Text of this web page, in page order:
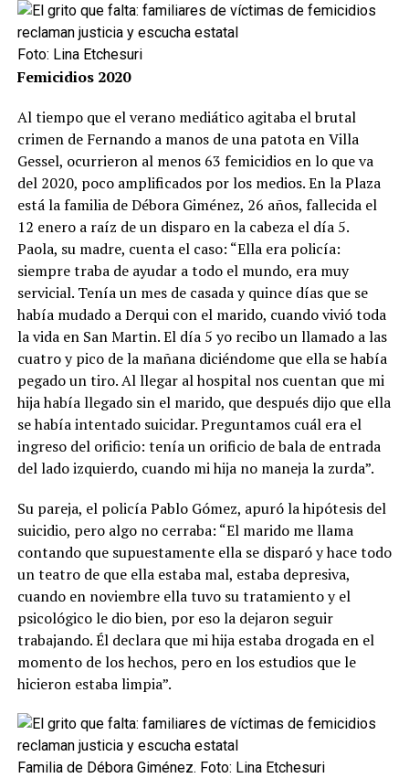
Foto: Lina Etchesuri
Femicidios 2020
Al tiempo que el verano mediático agitaba el brutal
crimen de Fernando a manos de una patota en Villa
Gessel, ocurrieron al menos 63 femicidios en lo que va
del 2020, poco amplificados por los medios. En la Plaza
está la familia de Débora Giménez, 26 años, fallecida el
12 enero a raíz de un disparo en la cabeza el día 5.
Paola, su madre, cuenta el caso: “Ella era policía:
siempre traba de ayudar a todo el mundo, era muy
servicial. Tenía un mes de casada y quince días que se
había mudado a Derqui con el marido, cuando vivió toda
la vida en San Martin. El día 5 yo recibo un llamado a las
cuatro y pico de la mañana diciéndome que ella se había
pegado un tiro. Al llegar al hospital nos cuentan que mi
hija había llegado sin el marido, que después dijo que ella
se había intentado suicidar. Preguntamos cuál era el
ingreso del orificio: tenía un orificio de bala de entrada
del lado izquierdo, cuando mi hija no maneja la zurda”.
Su pareja, el policía Pablo Gómez, apuró la hipótesis del
suicidio, pero algo no cerraba: “El marido me llama
contando que supuestamente ella se disparó y hace todo
un teatro de que ella estaba mal, estaba depresiva,
cuando en noviembre ella tuvo su tratamiento y el
psicológico le dio bien, por eso la dejaron seguir
trabajando. Él declara que mi hija estaba drogada en el
momento de los hechos, pero en los estudios que le
hicieron estaba limpia”.
Familia de Débora Giménez. Foto: Lina Etchesuri